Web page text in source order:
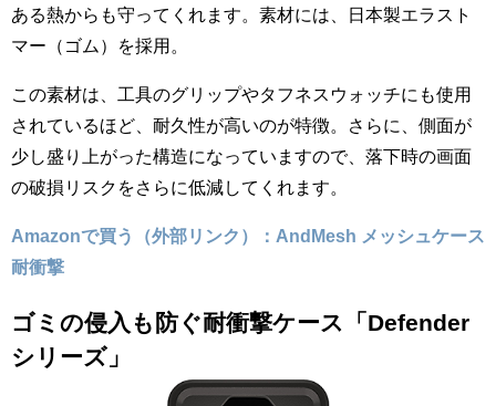
ある熱からも守ってくれます。素材には、日本製エラスト
マー（ゴム）を採用。
この素材は、工具のグリップやタフネスウォッチにも使用
されているほど、耐久性が高いのが特徴。さらに、側面が
少し盛り上がった構造になっていますので、落下時の画面
の破損リスクをさらに低減してくれます。
Amazonで買う（外部リンク）：AndMesh メッシュケース
耐衝撃
ゴミの侵入も防ぐ耐衝撃ケース「Defender
シリーズ」